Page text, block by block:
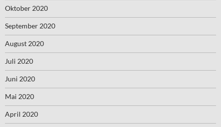
Oktober 2020
September 2020
August 2020
Juli 2020
Juni 2020
Mai 2020
April 2020